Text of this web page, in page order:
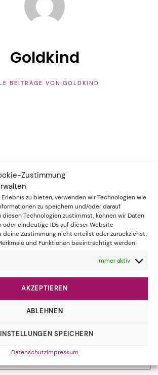
Zustimmung
zu bieten, verwenden wir Technologien wie
zu speichern und/oder darauf
diesen Technologien zustimmst, können wir Daten
oder eindeutige IDs auf dieser Website
deine Zustimmung nicht erteilst oder zurückziehst,
und Funktionen beeinträchtigt werden.
Immer aktiv
AKZEPTIEREN
ABLEHNEN
SPEICHERN
DatenschutzImpressum
Goldkind
BEITRÄGE VON:GOLDKIND
EINE ANTWORT